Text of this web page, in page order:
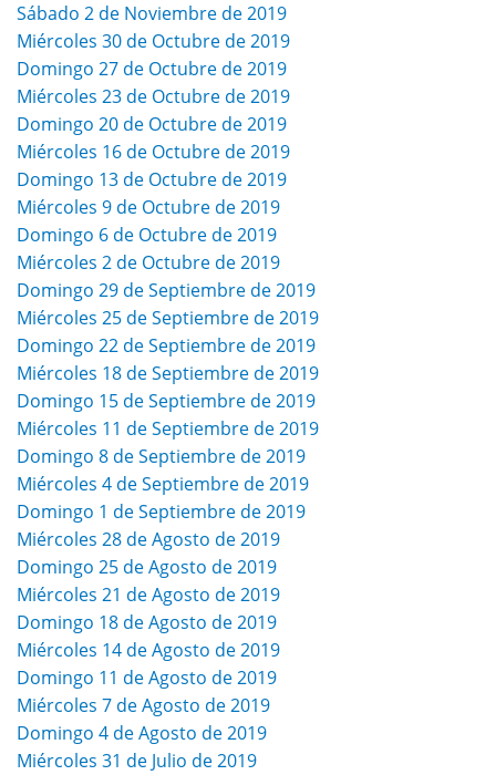
Sábado 2 de Noviembre de 2019
Miércoles 30 de Octubre de 2019
Domingo 27 de Octubre de 2019
Miércoles 23 de Octubre de 2019
Domingo 20 de Octubre de 2019
Miércoles 16 de Octubre de 2019
Domingo 13 de Octubre de 2019
Miércoles 9 de Octubre de 2019
Domingo 6 de Octubre de 2019
Miércoles 2 de Octubre de 2019
Domingo 29 de Septiembre de 2019
Miércoles 25 de Septiembre de 2019
Domingo 22 de Septiembre de 2019
Miércoles 18 de Septiembre de 2019
Domingo 15 de Septiembre de 2019
Miércoles 11 de Septiembre de 2019
Domingo 8 de Septiembre de 2019
Miércoles 4 de Septiembre de 2019
Domingo 1 de Septiembre de 2019
Miércoles 28 de Agosto de 2019
Domingo 25 de Agosto de 2019
Miércoles 21 de Agosto de 2019
Domingo 18 de Agosto de 2019
Miércoles 14 de Agosto de 2019
Domingo 11 de Agosto de 2019
Miércoles 7 de Agosto de 2019
Domingo 4 de Agosto de 2019
Miércoles 31 de Julio de 2019